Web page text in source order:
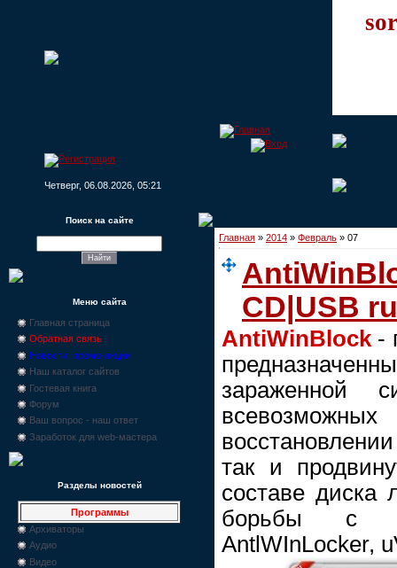
Четверг, 06.08.2026, 05:21
Поиск на сайте
Меню сайта
Главная страница
Обратная связь
Новости, промо-акции
Наш каталог сайтов
Гостевая книга
Форум
Ваш вопрос - наш ответ
Заработок для web-мастера
Разделы новостей
Программы
Архиваторы
Аудио
Видео
Главная » 2014 » Февраль » 07
CD|USB
AntiWinBlock -
зараженной
так и
составе диска
борьбы с
AntlWInLocker,